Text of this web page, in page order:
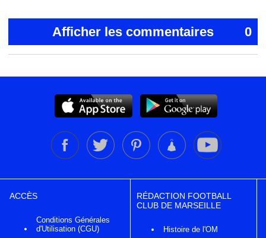
Afficher les commentaires 0
ACCÈS
Conditions Générales
d'Utilisation (CGU)
RÉDACTION FOOTBALL
CLUB DE MARSEILLE
Histoire de l'OM